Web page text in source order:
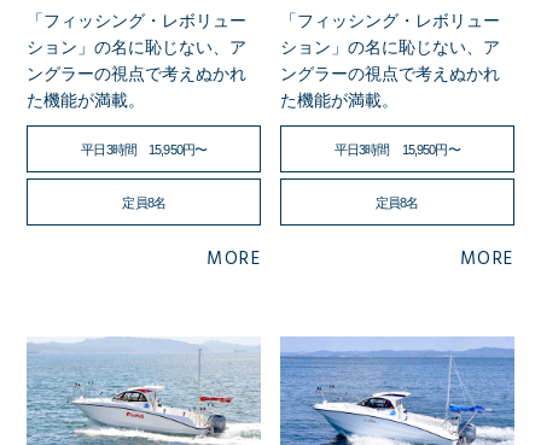
「フィッシング・レボリュー
ション」の名に恥じない、ア
ングラーの視点で考えぬかれ
た機能が満載。
平日3時間 15,950円〜
定員8名
MORE
「フィッシング・レボリュー
ション」の名に恥じない、ア
ングラーの視点で考えぬかれ
た機能が満載。
平日3時間 15,950円〜
定員8名
MORE